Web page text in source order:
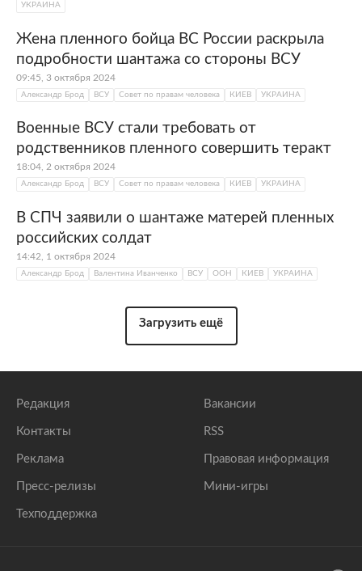
УКРАИНА
Жена пленного бойца ВС России раскрыла
подробности шантажа со стороны ВСУ
09:45, 3 октября 2024
Александр Брод ВСУ Совет по правам человека КИЕВ УКРАИНА
Военные ВСУ стали требовать от
родственников пленного совершить теракт
18:04, 2 октября 2024
Александр Брод ВСУ Совет по правам человека КИЕВ УКРАИНА
В СПЧ заявили о шантаже матерей пленных
российских солдат
14:42, 1 октября 2024
Александр Брод Валентина Иванченко ВСУ ООН КИЕВ УКРАИНА
Загрузить ещё
Редакция
Контакты
Реклама
Пресс-релизы
Техподдержка
Вакансии
RSS
Правовая информация
Мини-игры